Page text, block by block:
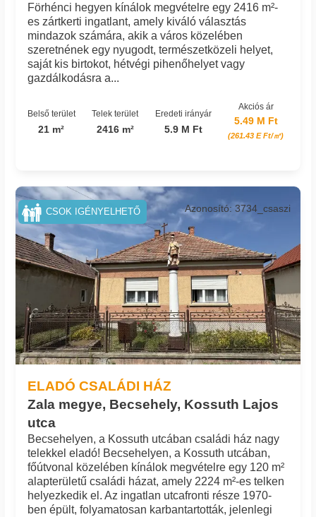
Förhénci hegyen kínálok megvételre egy 2416 m²-
es zártkerti ingatlant, amely kiváló választás
mindazok számára, akik a város közelében
szeretnének egy nyugodt, természetközeli helyet,
saját kis birtokot, hétvégi pihenőhelyet vagy
gazdálkodásra a...
Belső terület
21 m²
Telek terület
2416 m²
Eredeti irányár
5.9 M Ft
Akciós ár
5.49 M Ft
(261.43 E Ft/㎡)
ELADÓ CSALÁDI HÁZ
Zala megye, Becsehely, Kossuth Lajos
utca
Azonosító: 3734_csaszi
Becsehelyen, a Kossuth utcában családi ház nagy
telekkel eladó! Becsehelyen, a Kossuth utcában,
főútvonal közelében kínálok megvételre egy 120 m²
alapterületű családi házat, amely 2224 m²-es telken
helyezkedik el. Az ingatlan utcafronti része 1970-
ben épült, folyamatosan karbantartották, jelenlegi
CSOK IGÉNYELHETŐ